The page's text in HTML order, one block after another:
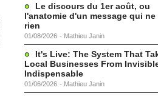
Le discours du 1er août, ou
l'anatomie d'un message qui
rien
01/08/2026 - Mathieu Janin
It's Live: The System That
Local Businesses From
Indispensable
01/06/2026 - Mathieu Janin